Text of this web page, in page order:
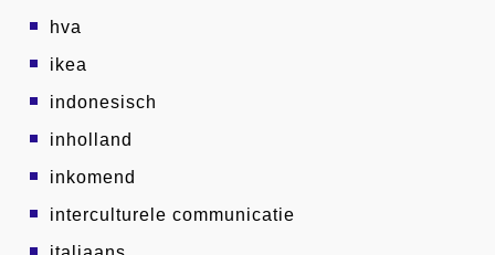
hva
ikea
indonesisch
inholland
inkomend
interculturele communicatie